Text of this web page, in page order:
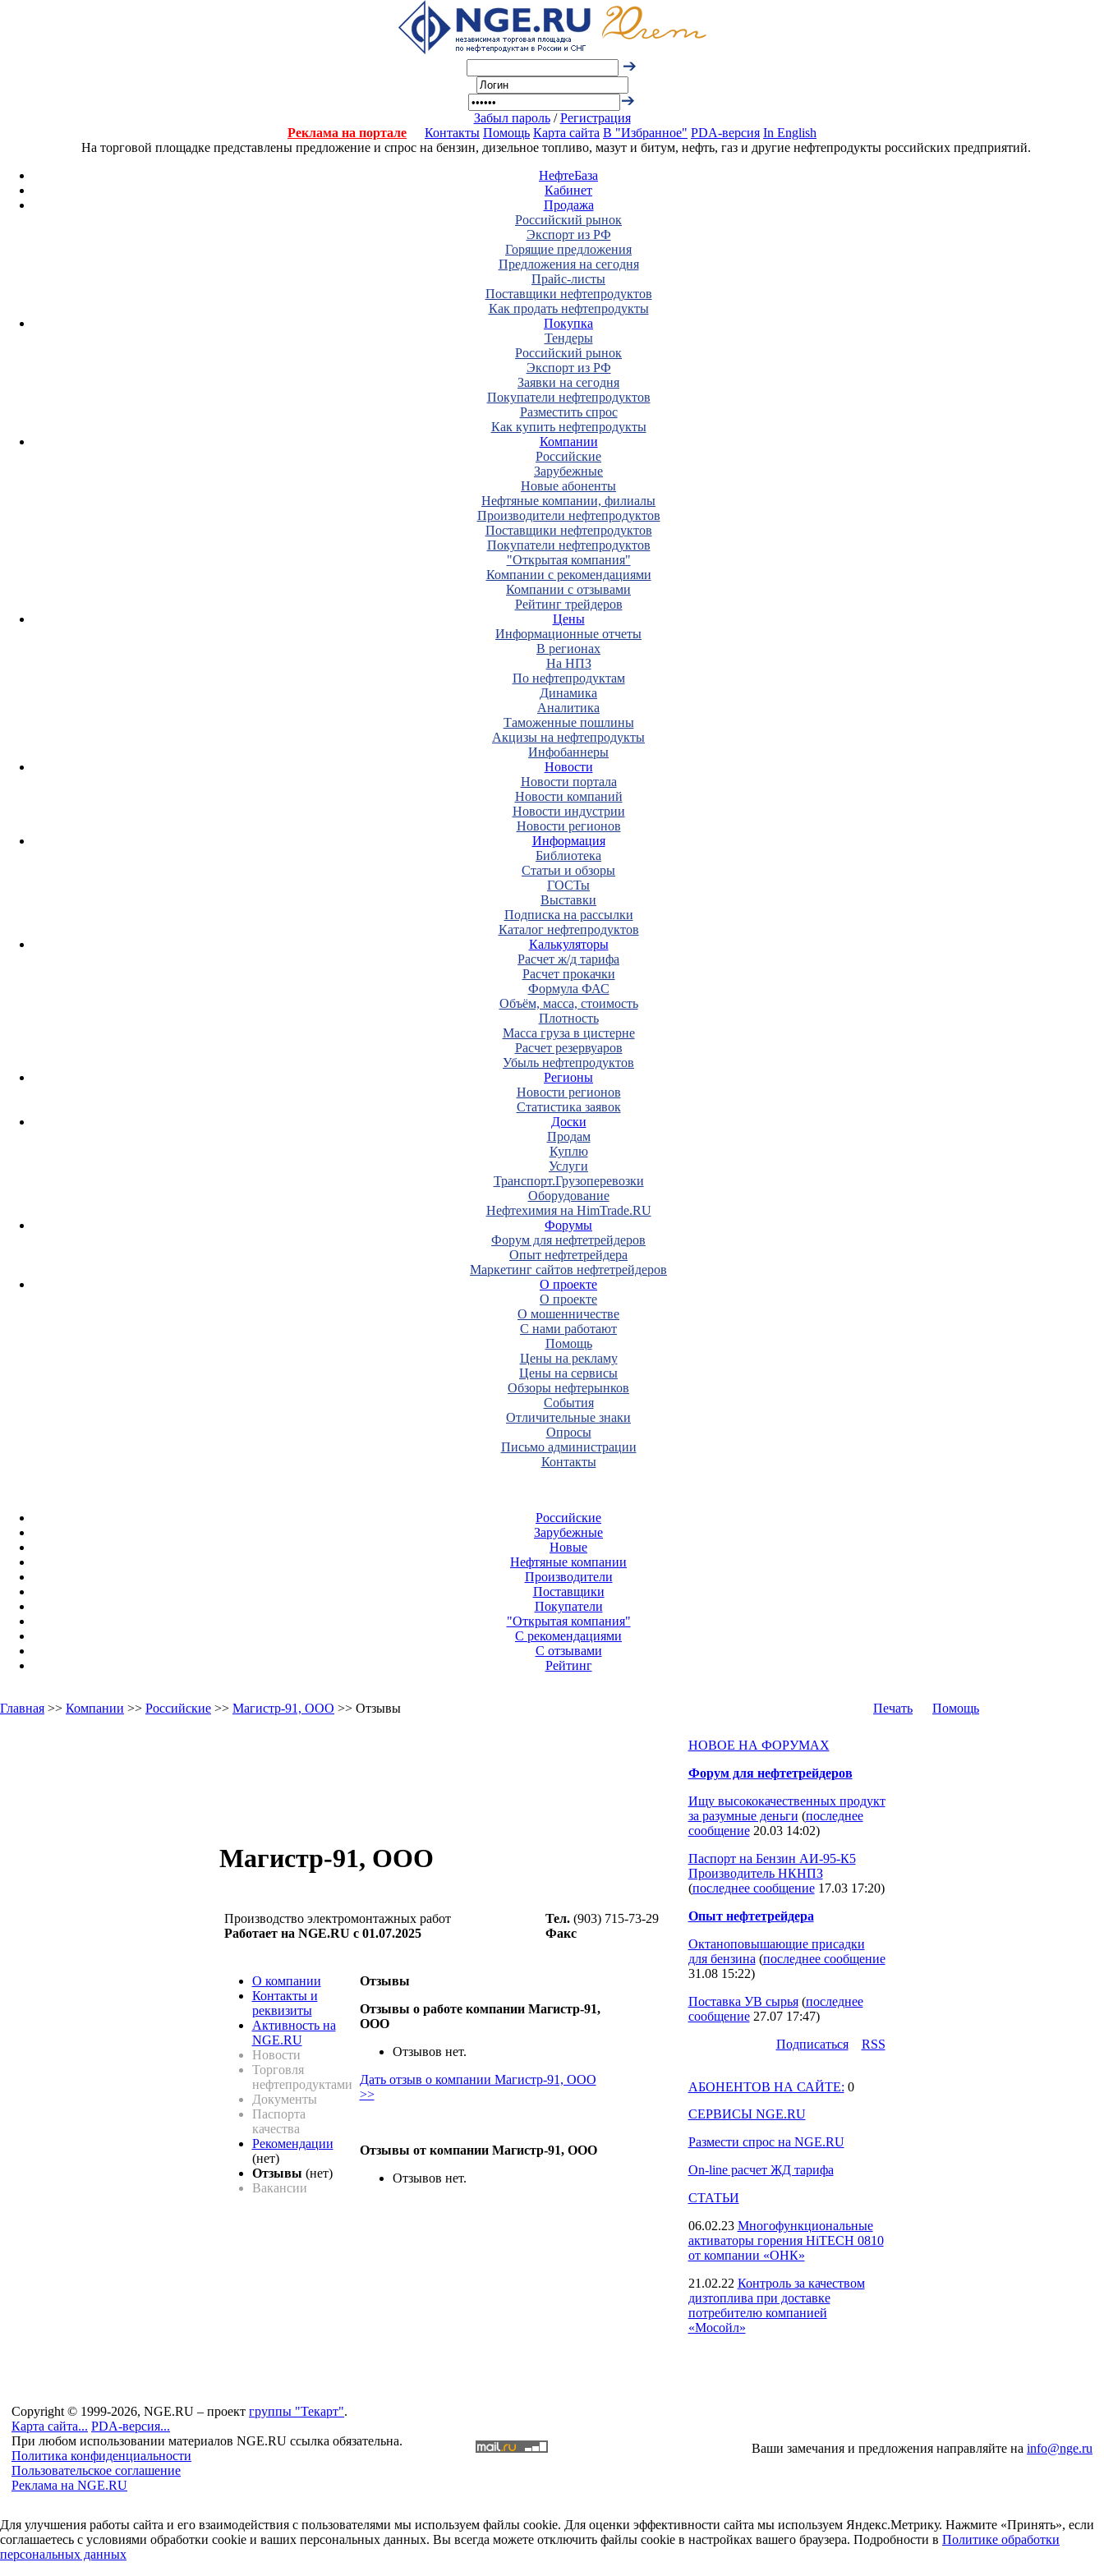
Забыл пароль/Регистрация
Реклама на портале
Контакты Помощь Карта сайта В "Избранное" PDA-версия In English
На торговой площадке представлены предложение и спрос на бензин, дизельное топливо, мазут и битум, нефть, газ и другие нефтепродукты российских предприятий.
НефтеБаза
Кабинет
Продажа
Российский рынок
Экспорт из РФ
Горящие предложения
Предложения на сегодня
Прайс-листы
Поставщики нефтепродуктов
Как продать нефтепродукты
Покупка
Тендеры
Российский рынок
Экспорт из РФ
Заявки на сегодня
Покупатели нефтепродуктов
Разместить спрос
Как купить нефтепродукты
Компании
Российские
Зарубежные
Новые абоненты
Нефтяные компании, филиалы
Производители нефтепродуктов
Поставщики нефтепродуктов
Покупатели нефтепродуктов
"Открытая компания"
Компании с рекомендациями
Компании с отзывами
Рейтинг трейдеров
Цены
Информационные отчеты
В регионах
На НПЗ
По нефтепродуктам
Динамика
Аналитика
Таможенные пошлины
Акцизы на нефтепродукты
Инфобаннеры
Новости
Новости портала
Новости компаний
Новости индустрии
Новости регионов
Информация
Библиотека
Статьи и обзоры
ГОСТы
Выставки
Подписка на рассылки
Каталог нефтепродуктов
Калькуляторы
Расчет ж/д тарифа
Расчет прокачки
Формула ФАС
Объём, масса, стоимость
Плотность
Масса груза в цистерне
Расчет резервуаров
Убыль нефтепродуктов
Регионы
Новости регионов
Статистика заявок
Доски
Продам
Куплю
Услуги
Транспорт.Грузоперевозки
Оборудование
Нефтехимия на HimTrade.RU
Форумы
Форум для нефтетрейдеров
Опыт нефтетрейдера
Маркетинг сайтов нефтетрейдеров
О проекте
О проекте
О мошенничестве
С нами работают
Помощь
Цены на рекламу
Цены на сервисы
Обзоры нефтерынков
События
Отличительные знаки
Опросы
Письмо администрации
Контакты
Российские
Зарубежные
Новые
Нефтяные компании
Производители
Поставщики
Покупатели
"Открытая компания"
С рекомендациями
С отзывами
Рейтинг
Главная >> Компании >> Российские >> Магистр-91, ООО >> Отзывы Печать Помощь
Магистр-91, ООО
Производство электромонтажных работ
Работает на NGE.RU с 01.07.2025
Тел.(903) 715-73-29
Факс
О компании
Контакты и
реквизиты
Активность на
NGE.RU
Новости
Торговля
нефтепродуктами
Документы
Паспорта
качества
Рекомендации
(нет)
Отзывы (нет)
Вакансии
Отзывы
Отзывы о работе компании Магистр-91,
ООО
Отзывов нет.
Дать отзыв о компании Магистр-91, ООО
>>
Отзывы от компании Магистр-91, ООО
Отзывов нет.
НОВОЕ НА ФОРУМАХ
Форум для нефтетрейдеров
Ищу высококачественных продукт
за разумные деньги (последнее
сообщение 20.03 14:02)
Паспорт на Бензин АИ-95-К5
Производитель НКНПЗ
(последнее сообщение 17.03 17:20)
Опыт нефтетрейдера
Октаноповышающие присадки
для бензина (последнее сообщение
31.08 15:22)
Поставка УВ сырья(последнее
сообщение 27.07 17:47)
Подпиcаться
RSS
АБОНЕНТОВ НА САЙТЕ: 0
СЕРВИСЫ NGE.RU
Размести спрос на NGE.RU
On-line расчет ЖД тарифа
СТАТЬИ
06.02.23 Многофункциональные
активаторы горения HiTECH 0810
от компании «ОНК»
21.02.22 Контроль за качеством
дизтоплива при доставке
потребителю компанией
«Мосойл»
Copyright © 1999-2026, NGE.RU – проект группы "Текарт".
Карта сайта... PDA-версия...
При любом использовании материалов NGE.RU ссылка обязательна.
Политика конфиденциальности
Пользовательское соглашение
Реклама на NGE.RU
Ваши замечания и предложения направляйте на info@nge.ru
Для улучшения работы сайта и его взаимодействия с пользователями мы используем файлы cookie. Для оценки эффективности сайта мы используем Яндекс.Метрику. Нажмите «Принять», если
соглашаетесь с условиями обработки cookie и ваших персональных данных. Вы всегда можете отключить файлы cookie в настройках вашего браузера. Подробности в Политике обработки
персональных данных